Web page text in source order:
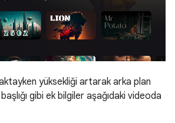
yüksekliği artarak arka plan
gibi ek bilgiler aşağıdaki videoda